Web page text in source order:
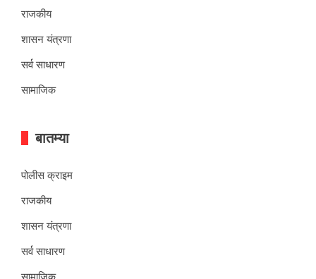
राजकीय
शासन यंत्रणा
सर्व साधारण
सामाजिक
बातम्या
पोलीस क्राइम
राजकीय
शासन यंत्रणा
सर्व साधारण